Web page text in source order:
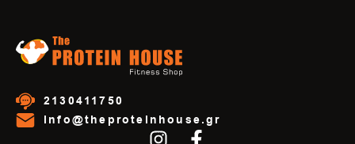
2130411750
info@theproteinhouse.gr